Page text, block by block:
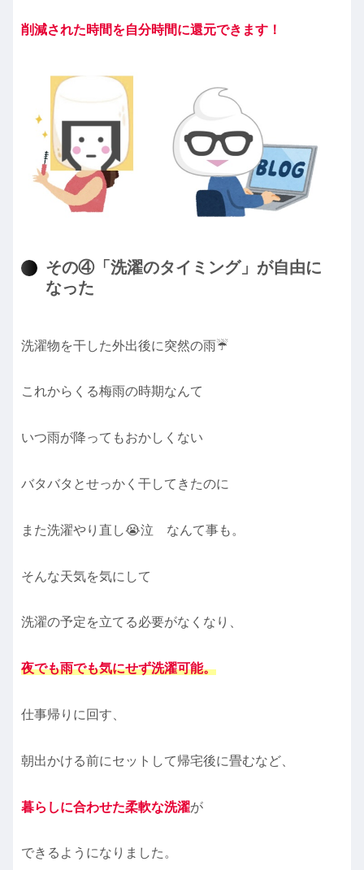
削減された時間を自分時間に還元できます！
その④「洗濯のタイミング」が自由に
なった
洗濯物を干した外出後に突然の雨☔️
これからくる梅雨の時期なんて
いつ雨が降ってもおかしくない
バタバタとせっかく干してきたのに
また洗濯やり直し😭泣 なんて事も。
そんな天気を気にして
洗濯の予定を立てる必要がなくなり、
夜でも雨でも気にせず洗濯可能。
仕事帰りに回す、
朝出かける前にセットして帰宅後に畳むなど、
暮らしに合わせた柔軟な洗濯が
できるようになりました。